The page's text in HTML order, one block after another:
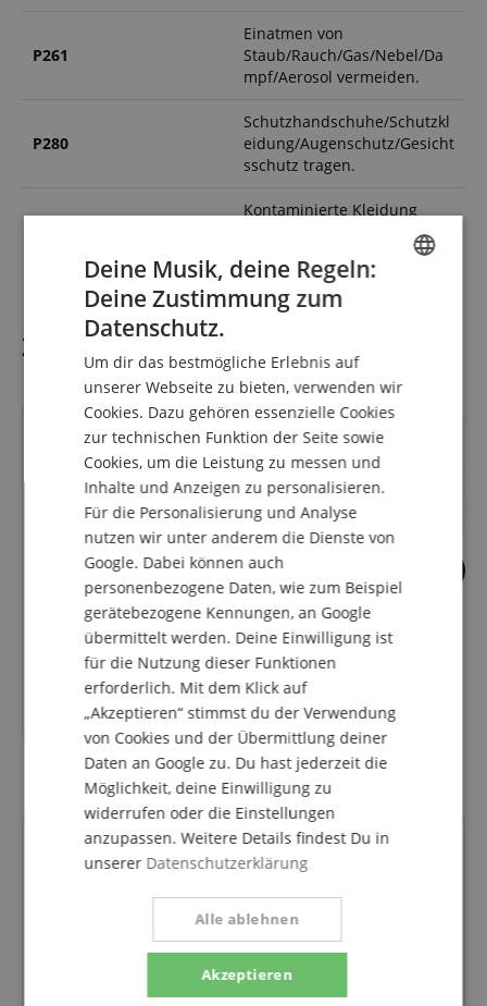
P261
Einatmen von
Staub/Rauch/Gas/Nebel/Da
mpf/Aerosol vermeiden.
P280
Schutzhandschuhe/Schutzkl
eidung/Augenschutz/Gesicht
sschutz tragen.
Kontaminierte Kleidung
erneutem Tragen waschen.
Zubehör
8
Classic Cantabile TS-153
Trompetenständer
13,99€
tonestro
Monate
Kundenbewertungen
5.0
Basierend auf 2 Bewertungen
FRENCH
SPANISH
Deine Musik, deine Regeln:
Deine Zustimmung zum
Datenschutz.
Um dir das bestmögliche Erlebnis auf
unserer Webseite zu bieten, verwenden wir
Cookies. Dazu gehören essenzielle Cookies
zur technischen Funktion der Seite sowie
Cookies, um die Leistung zu messen und
Inhalte und Anzeigen zu personalisieren.
Für die Personalisierung und Analyse
nutzen wir unter anderem die Dienste von
Google. Dabei können auch
personenbezogene Daten, wie zum Beispiel
gerätebezogene Kennungen, an Google
übermittelt werden. Deine Einwilligung ist
für die Nutzung dieser Funktionen
erforderlich. Mit dem Klick auf
„Akzeptieren“ stimmst du der Verwendung
von Cookies und der Übermittlung deiner
Daten an Google zu. Du hast jederzeit die
Möglichkeit, deine Einwilligung zu
widerrufen oder die Einstellungen
anzupassen. Weitere Details findest Du in
unserer Datenschutzerklärung
Akzeptieren
Alle ablehnen